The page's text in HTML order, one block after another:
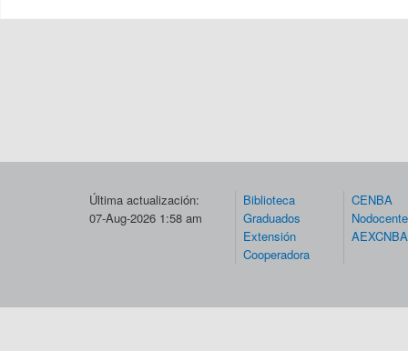
Última actualización:
07-Aug-2026 1:58 am
Biblioteca
Graduados
Extensión
Cooperadora
CENBA
AEXCNBA